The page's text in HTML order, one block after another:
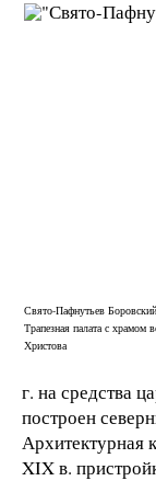
Свято-Пафнутьев
Трапезная палата с храмом
Христова
г. на средства
построен
Архитектурная
XIX в.